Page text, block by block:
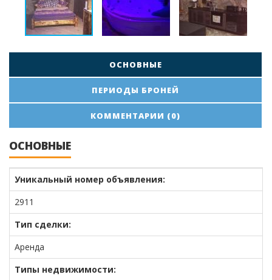
ОСНОВНЫЕ
ПЕРИОДЫ БРОНЕЙ
КОММЕНТАРИИ (0)
ОСНОВНЫЕ
Уникальный номер объявления:
2911
Тип сделки:
Аренда
Типы недвижимости: